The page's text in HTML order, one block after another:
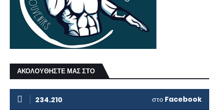
ΑΚΟΛΟΥΘΗΣΤΕ ΜΑΣ ΣΤΟ
234.210 στο Facebook